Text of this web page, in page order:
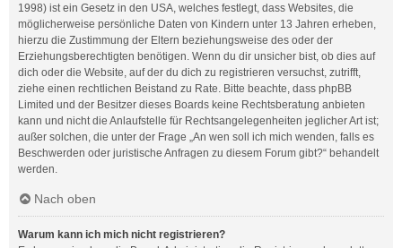
1998) ist ein Gesetz in den USA, welches festlegt, dass Websites, die
möglicherweise persönliche Daten von Kindern unter 13 Jahren erheben,
hierzu die Zustimmung der Eltern beziehungsweise des oder der
Erziehungsberechtigten benötigen. Wenn du dir unsicher bist, ob dies auf
dich oder die Website, auf der du dich zu registrieren versuchst, zutrifft,
ziehe einen rechtlichen Beistand zu Rate. Bitte beachte, dass phpBB
Limited und der Besitzer dieses Boards keine Rechtsberatung anbieten
kann und nicht die Anlaufstelle für Rechtsangelegenheiten jeglicher Art ist;
außer solchen, die unter der Frage „An wen soll ich mich wenden, falls es
Beschwerden oder juristische Anfragen zu diesem Forum gibt?“ behandelt
werden.
Nach oben
Warum kann ich mich nicht registrieren?